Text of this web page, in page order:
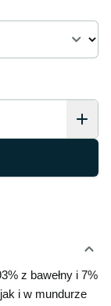
z bawełny i 7%
i w mundurze